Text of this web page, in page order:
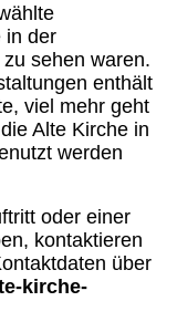
in der
sehen waren.
enthält
viel mehr geht
Alte Kirche in
werden
oder einer
kontaktieren
über
kirche-